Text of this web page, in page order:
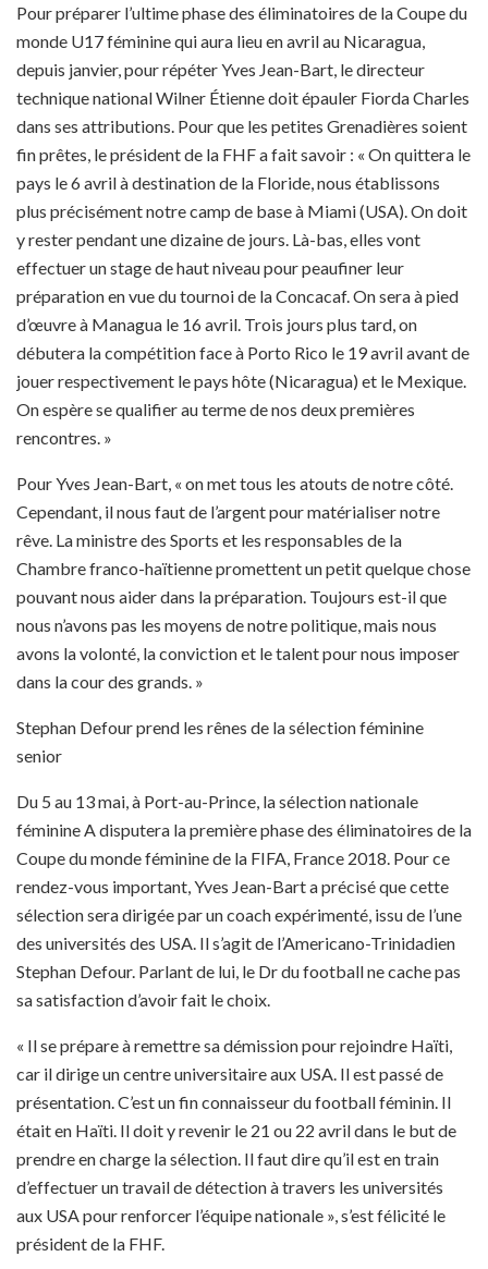
Pour préparer l’ultime phase des éliminatoires de la Coupe du
monde U17 féminine qui aura lieu en avril au Nicaragua,
depuis janvier, pour répéter Yves Jean-Bart, le directeur
technique national Wilner Étienne doit épauler Fiorda Charles
dans ses attributions. Pour que les petites Grenadières soient
fin prêtes, le président de la FHF a fait savoir : « On quittera le
pays le 6 avril à destination de la Floride, nous établissons
plus précisément notre camp de base à Miami (USA). On doit
y rester pendant une dizaine de jours. Là-bas, elles vont
effectuer un stage de haut niveau pour peaufiner leur
préparation en vue du tournoi de la Concacaf. On sera à pied
d’œuvre à Managua le 16 avril. Trois jours plus tard, on
débutera la compétition face à Porto Rico le 19 avril avant de
jouer respectivement le pays hôte (Nicaragua) et le Mexique.
On espère se qualifier au terme de nos deux premières
rencontres. »
Pour Yves Jean-Bart, « on met tous les atouts de notre côté.
Cependant, il nous faut de l’argent pour matérialiser notre
rêve. La ministre des Sports et les responsables de la
Chambre franco-haïtienne promettent un petit quelque chose
pouvant nous aider dans la préparation. Toujours est-il que
nous n’avons pas les moyens de notre politique, mais nous
avons la volonté, la conviction et le talent pour nous imposer
dans la cour des grands. »
Stephan Defour prend les rênes de la sélection féminine
senior
Du 5 au 13 mai, à Port-au-Prince, la sélection nationale
féminine A disputera la première phase des éliminatoires de la
Coupe du monde féminine de la FIFA, France 2018. Pour ce
rendez-vous important, Yves Jean-Bart a précisé que cette
sélection sera dirigée par un coach expérimenté, issu de l’une
des universités des USA. Il s’agit de l’Americano-Trinidadien
Stephan Defour. Parlant de lui, le Dr du football ne cache pas
sa satisfaction d’avoir fait le choix.
« Il se prépare à remettre sa démission pour rejoindre Haïti,
car il dirige un centre universitaire aux USA. Il est passé de
présentation. C’est un fin connaisseur du football féminin. Il
était en Haïti. Il doit y revenir le 21 ou 22 avril dans le but de
prendre en charge la sélection. Il faut dire qu’il est en train
d’effectuer un travail de détection à travers les universités
aux USA pour renforcer l’équipe nationale », s’est félicité le
président de la FHF.